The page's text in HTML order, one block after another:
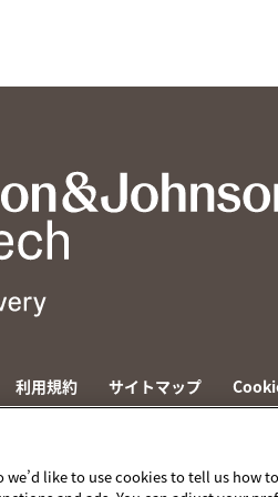
利用規約 サイトマップ
reserved.
we’d like to use cookies to tell us how